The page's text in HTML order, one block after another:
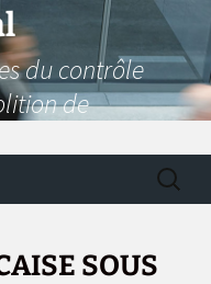
du contrôle
de
SOUS